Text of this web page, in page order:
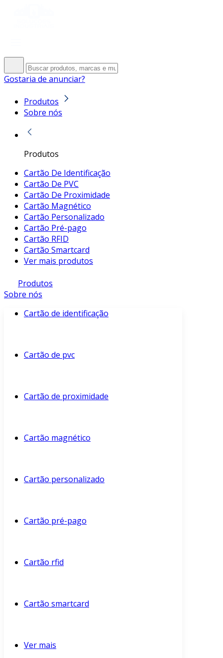
Gostaria de anunciar?
Produtos
Sobre nós
Produtos
Cartão De Identificação
Cartão De PVC
Cartão De Proximidade
Cartão Magnético
Cartão Personalizado
Cartão Pré-pago
Cartão RFID
Cartão Smartcard
Ver mais produtos
Produtos
Sobre nós
Cartão de identificação
Cartão de pvc
Cartão de proximidade
Cartão magnético
Cartão personalizado
Cartão pré-pago
Cartão rfid
Cartão smartcard
Ver mais